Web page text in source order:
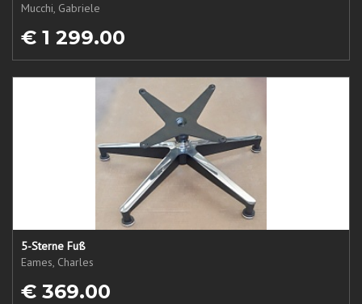
Mucchi, Gabriele
€ 1 299.00
5-Sterne Fuß
Eames, Charles
€ 369.00